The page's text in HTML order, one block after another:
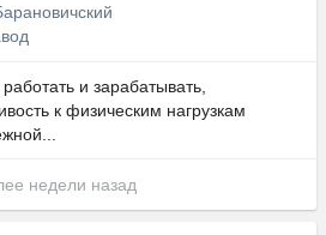
и зарабатывать,
к физическим нагрузкам
недели назад